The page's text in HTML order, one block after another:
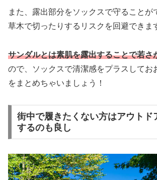
また、露出部分をソックスで守ることが
草木で切ったりするリスクを回避できま
サンダルとは素肌を露出することで若さ
ので、ソックスで清潔感をプラスしてお
をまとめちゃいましょう！
街中で履きたくない方はアウトド
するのも良し